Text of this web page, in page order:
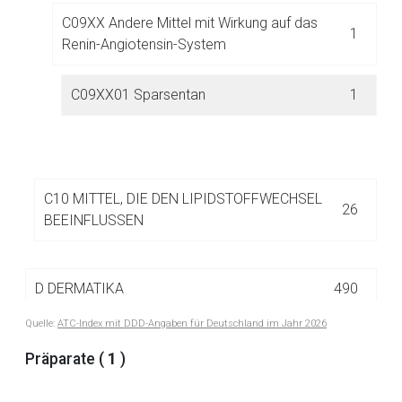
C09XX Andere Mittel mit Wirkung auf das
Renin-Angiotensin-System
1
C09XX01 Sparsentan 1
C10 MITTEL, DIE DEN LIPIDSTOFFWECHSEL
BEEINFLUSSEN
26
D DERMATIKA 490
E
Quelle: ATC-Index mit DDD-Angaben für Deutschland im Jahr 2026
Präparate ( 1 )
Seite. Für die Inhalte der externen Web-Seite ist deren
Betreiber verantwortlich. Ebenso gelten dort ggf. andere